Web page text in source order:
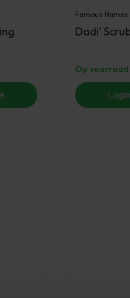
Famous Names
Dadi'
Op voorraad